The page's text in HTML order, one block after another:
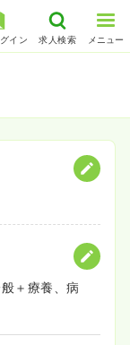
イン 求人検索 メニュー
＋療養、病